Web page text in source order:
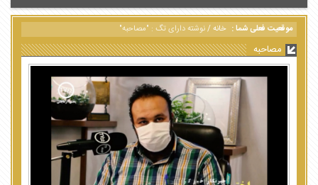
موقعیت فعلی شما : خانه/نوشته دارای تگ : "مصاحبه"
مصاحبه